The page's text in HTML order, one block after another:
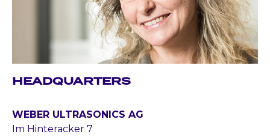
HEADQUARTERS
WEBER ULTRASONICS AG
Im Hinteracker 7